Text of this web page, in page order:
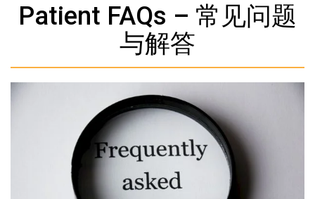
Patient FAQs – 常见问题
与解答